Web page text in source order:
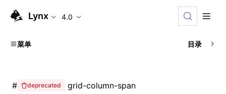
Lynx 4.0
菜单 目录
# deprecated grid-column-span